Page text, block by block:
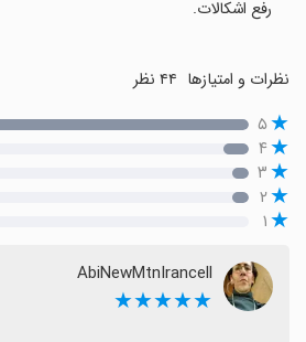
رفع اشکالات.
نظرات و امتیازها
۵
۴
۳
۲
۱
AbiNewMtnIrancell
★★★★★